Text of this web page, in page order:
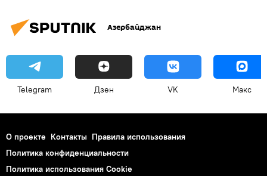
Азербайджан
Telegram Дзен VK Макс
О проекте Контакты Правила использования
Политика конфиденциальности
Политика использования Cookie